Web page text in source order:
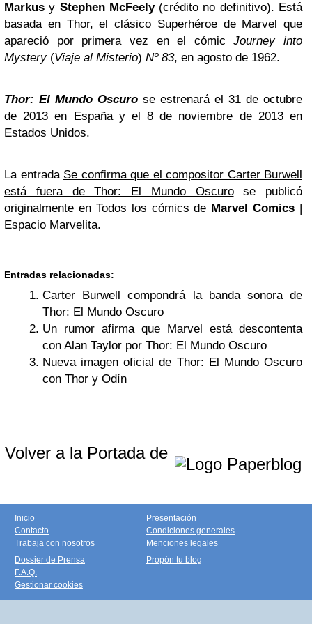
Markus y Stephen McFeely(crédito no definitivo). Está
basada en Thor, el clásico Superhéroe de Marvel que
apareció por primera vez en el cómicJourney into
Mystery (Viaje al Misterio) Nº 83, en agosto de 1962.
Thor: El Mundo Oscuro se estrenará el 31 de octubre
de 2013 en España y el 8 de noviembre de 2013 en
Estados Unidos.
La entrada Se confirma que el compositor Carter Burwell
está fuera de Thor: El Mundo Oscurose publicó
originalmente en Todos los cómics de Marvel Comics |
Espacio Marvelita.
Entradas relacionadas:
Carter Burwell compondrá la banda sonora de
Thor: El Mundo Oscuro
Un rumor afirma que Marvel está descontenta
con Alan Taylor por Thor: El Mundo Oscuro
Nueva imagen oficial de Thor: El Mundo Oscuro
con Thor y Odín
Volver a la Portada de
Inicio
Contacto
Trabaja con nosotros
Presentación
Condiciones generales
Menciones legales
Dossier de Prensa
F.A.Q.
Gestionar cookies
Propón tu blog